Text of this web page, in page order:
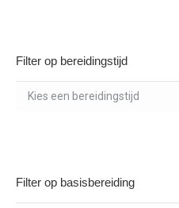
Filter op bereidingstijd
Filter op basisbereiding